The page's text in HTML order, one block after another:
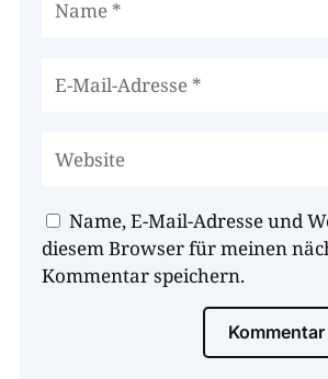
Name, E-Mail-Adresse und
diesem Browser für meinen
Kommentar speichern.